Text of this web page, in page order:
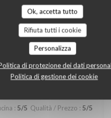
Ok, accetta tutto
Rifiuta tutti i cookie
Personalizza
di protezione dei dati
Politica di gestione dei cookie
/5 Qualità / Prezzo
service simple, efficace et
: 5/5 Qualità / Prezzo : 5/5